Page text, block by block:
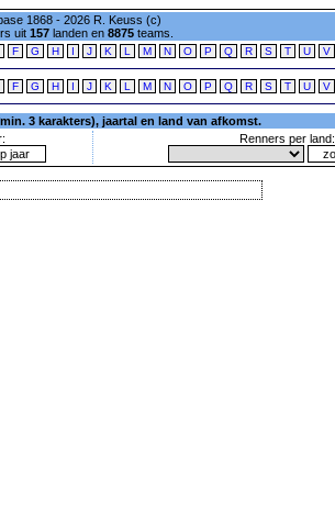
1868 - 2026 R. Keuss (c)
uit 157landen en 8875teams.
F G H I J K L M N O P Q R S T U V
F G H I J K L M N O P Q R S T U V
3 karakters), jaartal en land van afkomst.
Renners per land: